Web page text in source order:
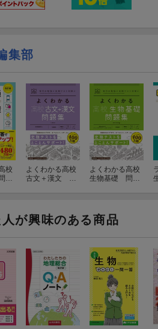
集部
校
一
よくわかる高校
古文＋漢文 問
よくわかる高校
生物基礎 問題
が興味のある商品